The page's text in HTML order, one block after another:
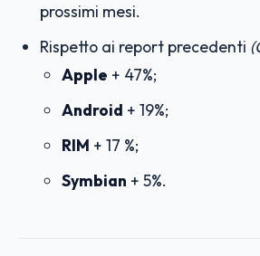
prossimi mesi.
Rispetto ai report precedenti
Apple + 47%;
Android + 19%;
RIM + 17 %;
Symbian + 5%.